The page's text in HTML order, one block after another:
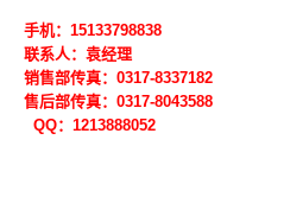
手机：15133798838
联系人：袁经理
销售部传真：0317-8337182
售后部传真：0317-8043588
QQ：1213888052